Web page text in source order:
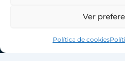
Ver
Política de cookies
Política de